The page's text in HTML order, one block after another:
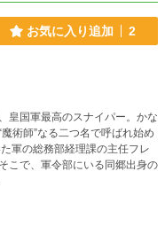
お気に入り追加 2
皇国軍最高のスナイパー。かな
術師”なる二つ名で呼ばれ始め
軍の総務部経理課の主任フレ
こで、軍令部にいる同郷出身の